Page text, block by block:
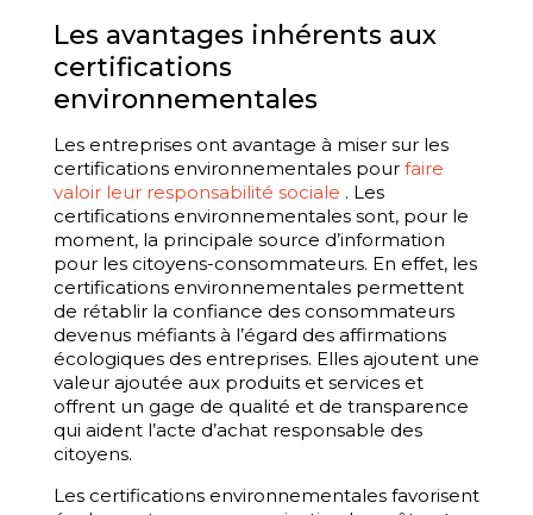
Les avantages inhérents aux
certifications
environnementales
Les entreprises ont avantage à miser sur les
certifications environnementales pour faire
valoir leur responsabilité sociale . Les
certifications environnementales sont, pour le
moment, la principale source d’information
pour les citoyens-consommateurs. En effet, les
certifications environnementales permettent
de rétablir la confiance des consommateurs
devenus méfiants à l’égard des affirmations
écologiques des entreprises. Elles ajoutent une
valeur ajoutée aux produits et services et
offrent un gage de qualité et de transparence
qui aident l’acte d’achat responsable des
citoyens.
Les certifications environnementales favorisent